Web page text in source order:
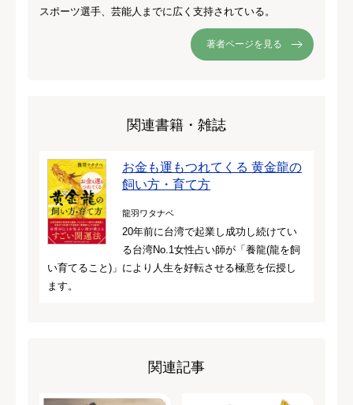
スポーツ選手、芸能人までに広く支持されている。
著者ページを見る
関連書籍・雑誌
お金も運もつれてくる 黄金龍の
飼い方・育て方
龍羽ワタナベ
20年前に台湾で起業し成功し続けてい
る台湾No.1女性占い師が「養龍(龍を飼
い育てること)」により人生を好転させる極意を伝授し
ます。
関連記事